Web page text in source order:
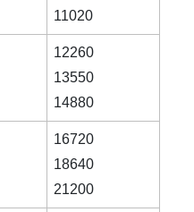
11020
12260
13550
14880
16720
18640
21200